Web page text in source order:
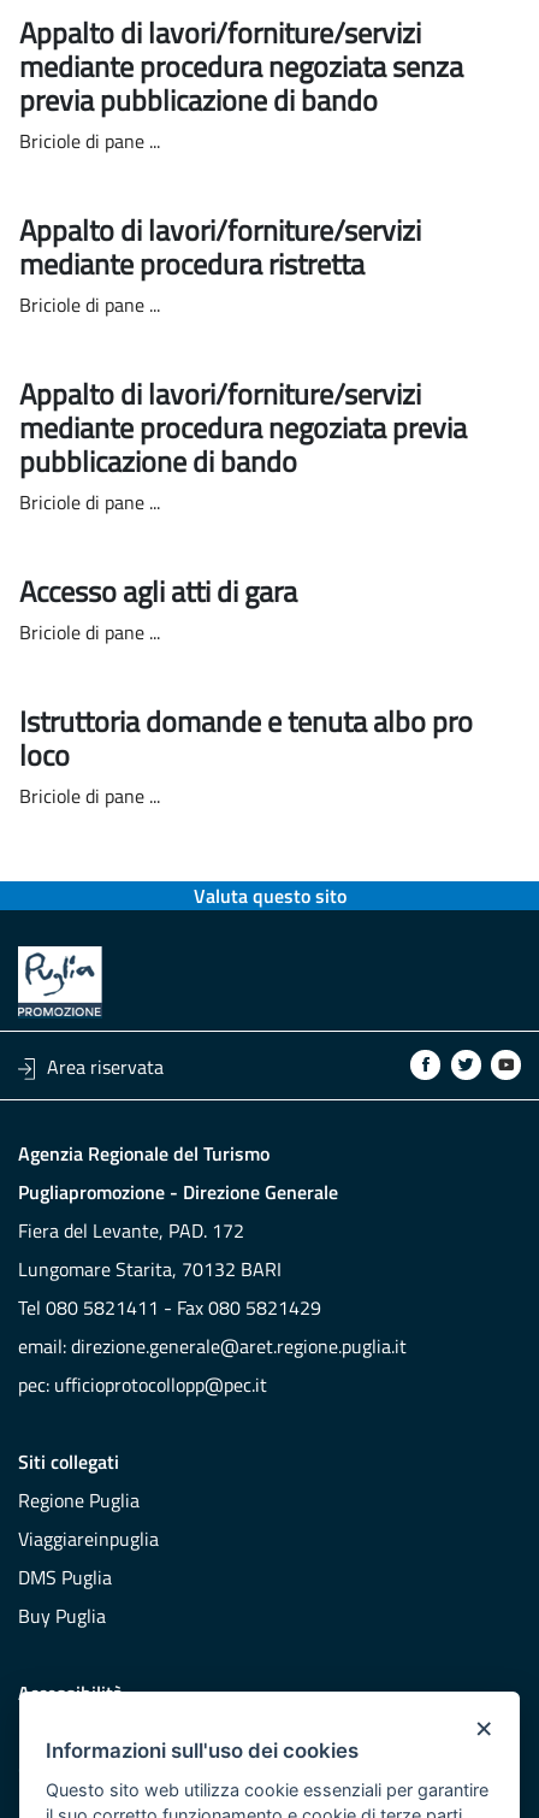
×
Informazioni sull'uso dei cookies
Questo sito web utilizza cookie essenziali per garantire
Appalto di lavori/forniture/servizi
mediante procedura negoziata senza
previa pubblicazione di bando
Briciole di pane ...
Appalto di lavori/forniture/servizi
mediante procedura ristretta
Briciole di pane ...
Appalto di lavori/forniture/servizi
mediante procedura negoziata previa
pubblicazione di bando
Briciole di pane ...
Accesso agli atti di gara
Briciole di pane ...
Istruttoria domande e tenuta albo pro
loco
Briciole di pane ...
Valuta questo sito
Area riservata
Agenzia Regionale del Turismo
Pugliapromozione - Direzione Generale
Fiera del Levante, PAD. 172
Lungomare Starita, 70132 BARI
Tel 080 5821411 - Fax 080 5821429
email:direzione.generale@aret.regione.puglia.it
pec: ufficioprotocollopp@pec.it
Siti collegati
Regione Puglia
Viaggiareinpuglia
DMS Puglia
Buy Puglia
Accessibilità
Redazione